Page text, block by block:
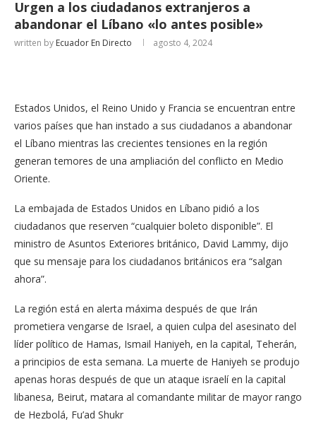
Urgen a los ciudadanos extranjeros a
abandonar el Líbano «lo antes posible»
written by Ecuador En Directo agosto 4, 2024
Estados Unidos, el Reino Unido y Francia se encuentran entre
varios países que han instado a sus ciudadanos a abandonar
el Líbano mientras las crecientes tensiones en la región
generan temores de una ampliación del conflicto en Medio
Oriente.
La embajada de Estados Unidos en Líbano pidió a los
ciudadanos que reserven “cualquier boleto disponible”. El
ministro de Asuntos Exteriores británico, David Lammy, dijo
que su mensaje para los ciudadanos británicos era “salgan
ahora”.
La región está en alerta máxima después de que Irán
prometiera vengarse de Israel, a quien culpa del asesinato del
líder político de Hamas, Ismail Haniyeh, en la capital, Teherán,
a principios de esta semana. La muerte de Haniyeh se produjo
apenas horas después de que un ataque israelí en la capital
libanesa, Beirut, matara al comandante militar de mayor rango
de Hezbolá, Fu’ad Shukr